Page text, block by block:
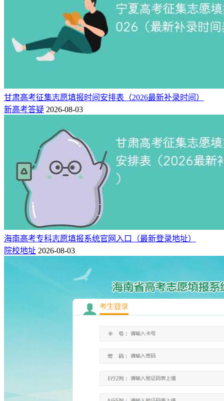
甘肃高考征集志愿填报时间安排表（2026最新补录时间）
新高考答疑 2026-08-03
海南高考专科志愿填报系统官网入口（最新登录地址）
院校地址 2026-08-03